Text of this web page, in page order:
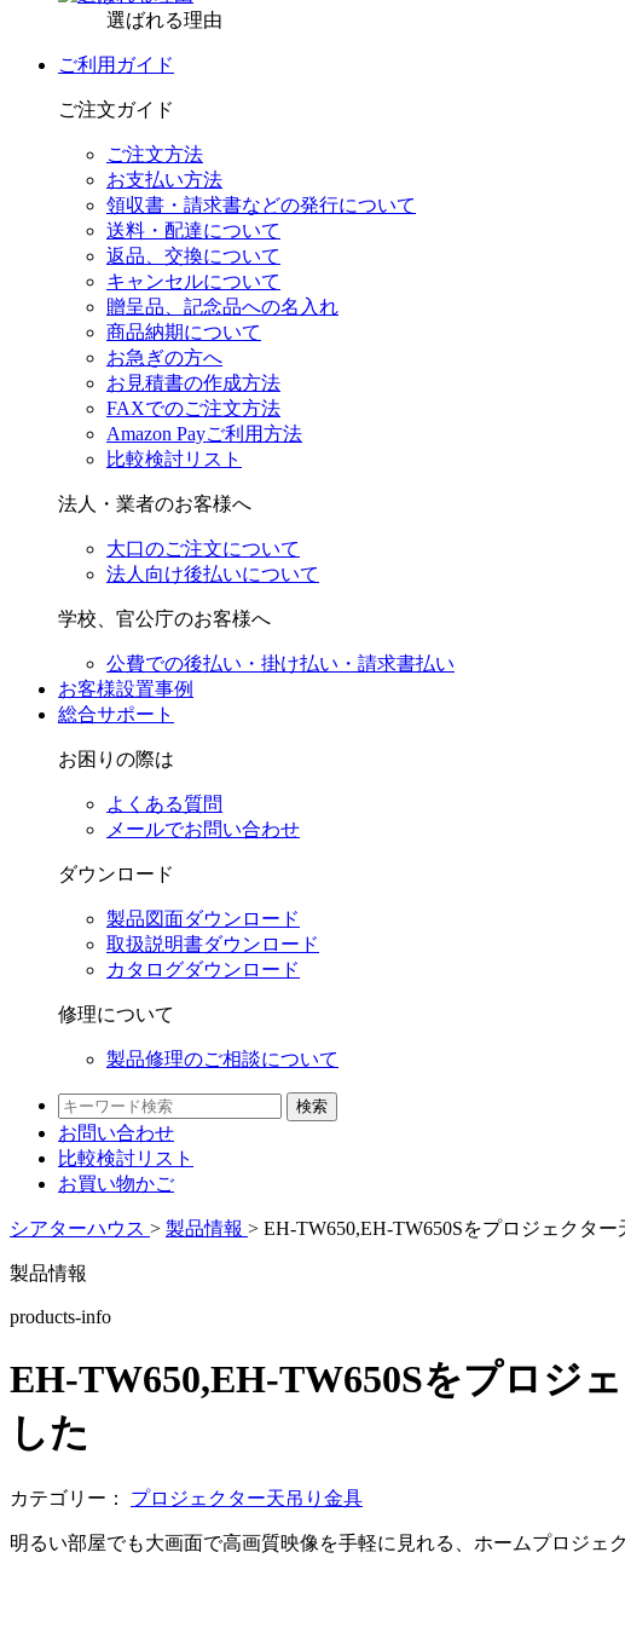
選ばれる理由
ご利用ガイド
ご注文ガイド
ご注文方法
お支払い方法
領収書・請求書などの発行について
送料・配達について
返品、交換について
キャンセルについて
贈呈品、記念品への名入れ
商品納期について
お急ぎの方へ
お見積書の作成方法
FAXでのご注文方法
Amazon Payご利用方法
比較検討リスト
法人・業者のお客様へ
大口のご注文について
法人向け後払いについて
学校、官公庁のお客様へ
公費での後払い・掛け払い・請求書払い
お客様設置事例
総合サポート
お困りの際は
よくある質問
メールでお問い合わせ
ダウンロード
製品図面ダウンロード
取扱説明書ダウンロード
カタログダウンロード
修理について
製品修理のご相談について
検索
お問い合わせ
比較検討リスト
お買い物かご
シアターハウス > 製品情報 > EH-TW650,EH-TW650Sをプロジェクタ
製品情報
products-info
EH-TW650,EH-TW650Sをプロジ
した
カテゴリー： プロジェクター天吊り金具
明るい部屋でも大画面で高画質映像を手軽に見れる、ホームプロジェ